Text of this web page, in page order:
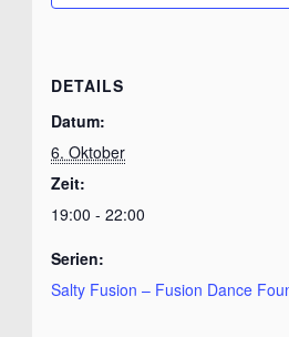
DETAILS
Datum:
6. Oktober
Zeit:
19:00 - 22:00
Serien:
Salty Fusion – Fusion Dance